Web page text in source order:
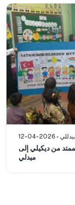
12-04-2026
من ديكيلي إلى
ميدلي